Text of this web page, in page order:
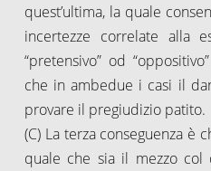
quest’ultima, la quale
incertezze correlate alla
“pretensivo” od
che in ambedue i casi il
provare il pregiudizio patito.
(C) La terza conseguenza è
quale che sia il mezzo col